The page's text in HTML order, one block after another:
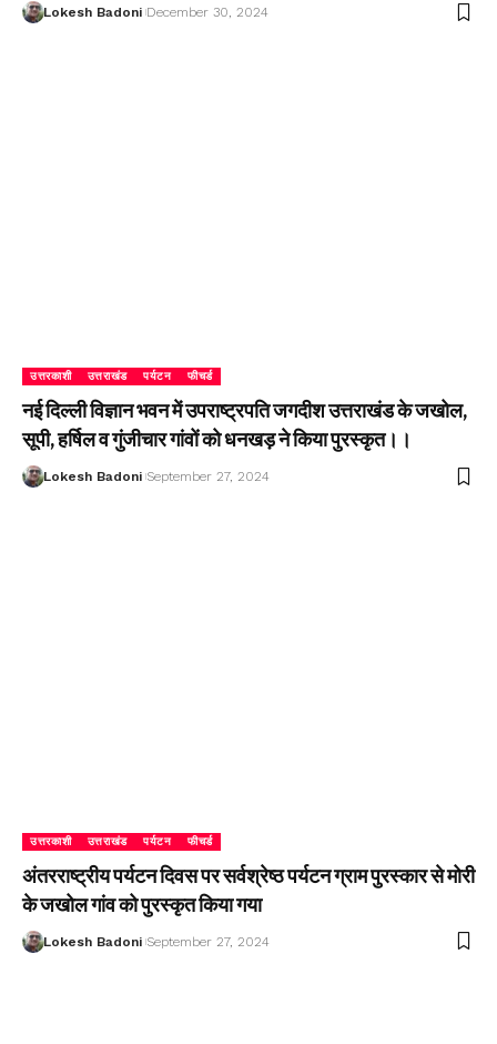
Lokesh Badoni December 30, 2024
उत्तरकाशी उत्तराखंड पर्यटन फीचर्ड
नई दिल्ली विज्ञान भवन में उपराष्ट्रपति जगदीश उत्तराखंड के जखोल,
सूपी, हर्षिल व गुंजीचार गांवों को धनखड़ ने किया पुरस्कृत।।
Lokesh Badoni September 27, 2024
उत्तरकाशी उत्तराखंड पर्यटन फीचर्ड
अंतरराष्ट्रीय पर्यटन दिवस पर सर्वश्रेष्ठ पर्यटन ग्राम पुरस्कार से मोरी
के जखोल गांव को पुरस्कृत किया गया
Lokesh Badoni September 27, 2024